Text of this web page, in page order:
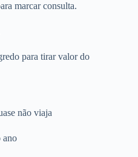
marcar consulta.
para tirar valor do
não viaja
ano